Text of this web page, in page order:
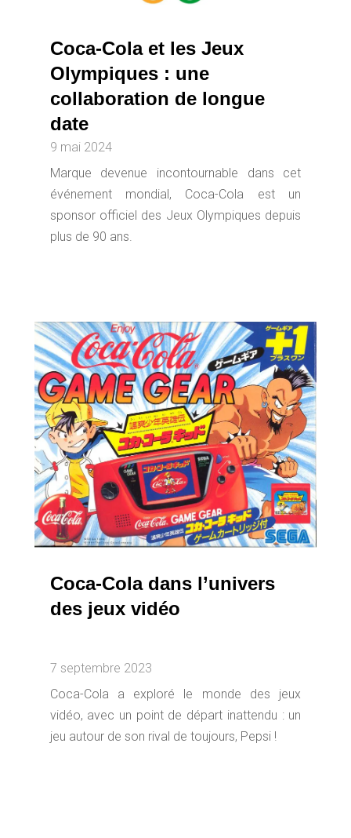
Coca-Cola et les Jeux
Olympiques : une
collaboration de longue
date
9 mai 2024
Marque devenue incontournable dans cet
événement mondial, Coca-Cola est un
sponsor officiel des Jeux Olympiques depuis
plus de 90 ans.
Coca-Cola dans l’univers
des jeux vidéo
7 septembre 2023
Coca-Cola a exploré le monde des jeux
vidéo, avec un point de départ inattendu : un
jeu autour de son rival de toujours, Pepsi !